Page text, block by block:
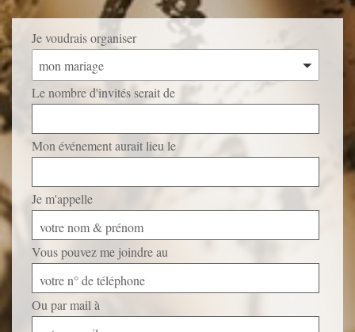
Je voudrais organiser
mon mariage
Le nombre d'invités serait de
Mon événement aurait lieu le
Je m'appelle
votre nom & prénom
Vous pouvez me joindre au
votre n° de téléphone
Ou par mail à